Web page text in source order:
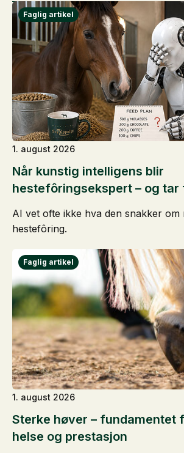
Når kunstig intelligens blir
hestefôringsekspert – og tar
1. august 2026
AI vet ofte ikke hva den snakker om
hestefôring.
Sterke høver – fundamentet
helse og prestasjon
1. august 2026